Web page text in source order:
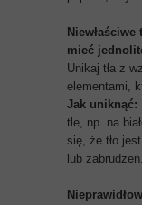
Niewłaściwe
mieć
Unikaj tła z
elementami,
Jak uniknąć:
tle, np. na
się, że tło
lub zabrudzeń.